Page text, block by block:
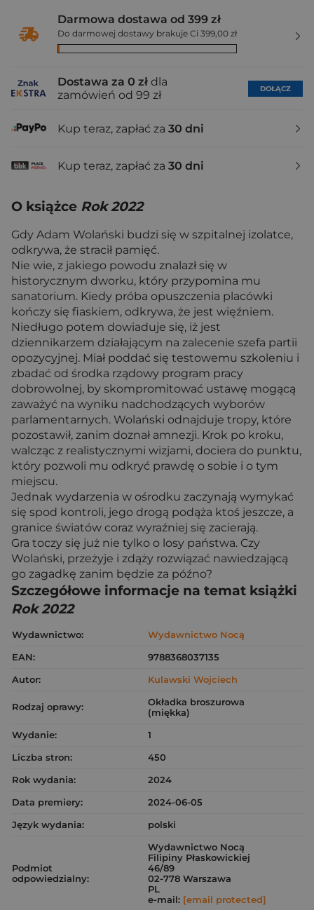
Darmowa dostawa od 399 zł
Do darmowej dostawy brakuje Ci 399,00 zł
Dostawa za 0 zł dla
zamówień od 99 zł
DOŁĄCZ
Kup teraz, zapłać za 30 dni
Kup teraz, zapłać za 30 dni
O książce Rok 2022
Gdy Adam Wolański budzi się w szpitalnej izolatce,
odkrywa, że stracił pamięć.
Nie wie, z jakiego powodu znalazł się w
historycznym dworku, który przypomina mu
sanatorium. Kiedy próba opuszczenia placówki
kończy się fiaskiem, odkrywa, że jest więźniem.
Niedługo potem dowiaduje się, iż jest
dziennikarzem działającym na zalecenie szefa partii
opozycyjnej. Miał poddać się testowemu szkoleniu i
zbadać od środka rządowy program pracy
dobrowolnej, by skompromitować ustawę mogącą
zaważyć na wyniku nadchodzących wyborów
parlamentarnych. Wolański odnajduje tropy, które
pozostawił, zanim doznał amnezji. Krok po kroku,
walcząc z realistycznymi wizjami, dociera do punktu,
który pozwoli mu odkryć prawdę o sobie i o tym
miejscu.
Jednak wydarzenia w ośrodku zaczynają wymykać
się spod kontroli, jego drogą podąża ktoś jeszcze, a
granice światów coraz wyraźniej się zacierają.
Gra toczy się już nie tylko o losy państwa. Czy
Wolański, przeżyje i zdąży rozwiązać nawiedzającą
go zagadkę zanim będzie za późno?
Szczegółowe informacje na temat książki
Rok 2022
Wydawnictwo:
Wydawnictwo Nocą
EAN:
9788368037135
Autor:
Kulawski Wojciech
Rodzaj oprawy:
Okładka broszurowa
(miękka)
Wydanie:
1
Liczba stron:
450
Rok wydania:
2024
Data premiery:
2024-06-05
Język wydania:
polski
Podmiot
odpowiedzialny:
Wydawnictwo Nocą
Filipiny Płaskowickiej
46/89
02-778 Warszawa
PL
e-mail: [email protected]